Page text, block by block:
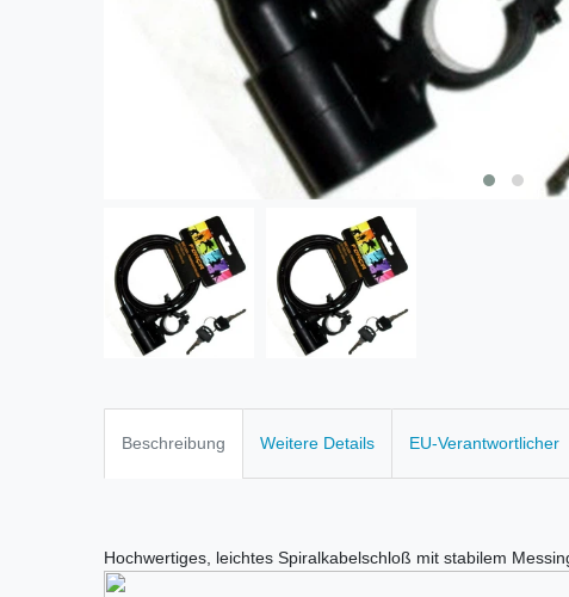
Beschreibung Weitere Details EU-Verantwortlicher
Hochwertiges, leichtes Spiralkabelschloß mit stabilem